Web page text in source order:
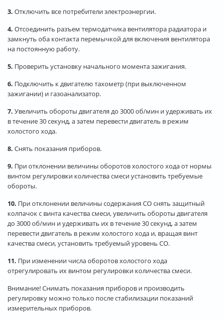
3. Отключить все потребители электроэнергии.
4. Отсоединить разъем термодатчика вентилятора радиатора и
замкнуть оба контакта перемычкой для включения вентилятора
на постоянную работу.
5. Проверить установку начального момента зажигания.
6. Подключить к двигателю тахометр (при выключенном
зажигании) и газоанализатор.
7. Увеличить обороты двигателя до 3000 об/мин и удерживать их
в течение 30 секунд, а затем перевести двигатель в режим
холостого хода.
8. Снять показания приборов.
9. При отклонении величины оборотов холостого хода от нормы
винтом регулировки количества смеси установить требуемые
обороты.
10. При отклонении величины содержания СО снять защитный
колпачок с винта качества смеси, увеличить обороты двигателя
до 3000 об/мин и удерживать их в течение 30 секунд, а затем
перевести двигатель в режим холостого хода и, вращая винт
качества смеси, установить требуемый уровень СО.
11. При изменении числа оборотов холостого хода
отрегулировать их винтом регулировки количества смеси.
Внимание! Снимать показания приборов и производить
регулировку можно только после стабилизации показаний
измерительных приборов.